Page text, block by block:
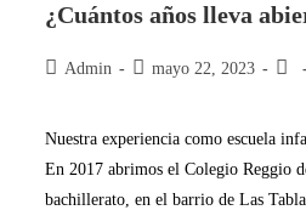
¿Cuántos años lleva
Admin mayo 22, 2023
Nuestra experiencia como escuela
En 2017 abrimos el Colegio Reggio
bachillerato, en el barrio de Las